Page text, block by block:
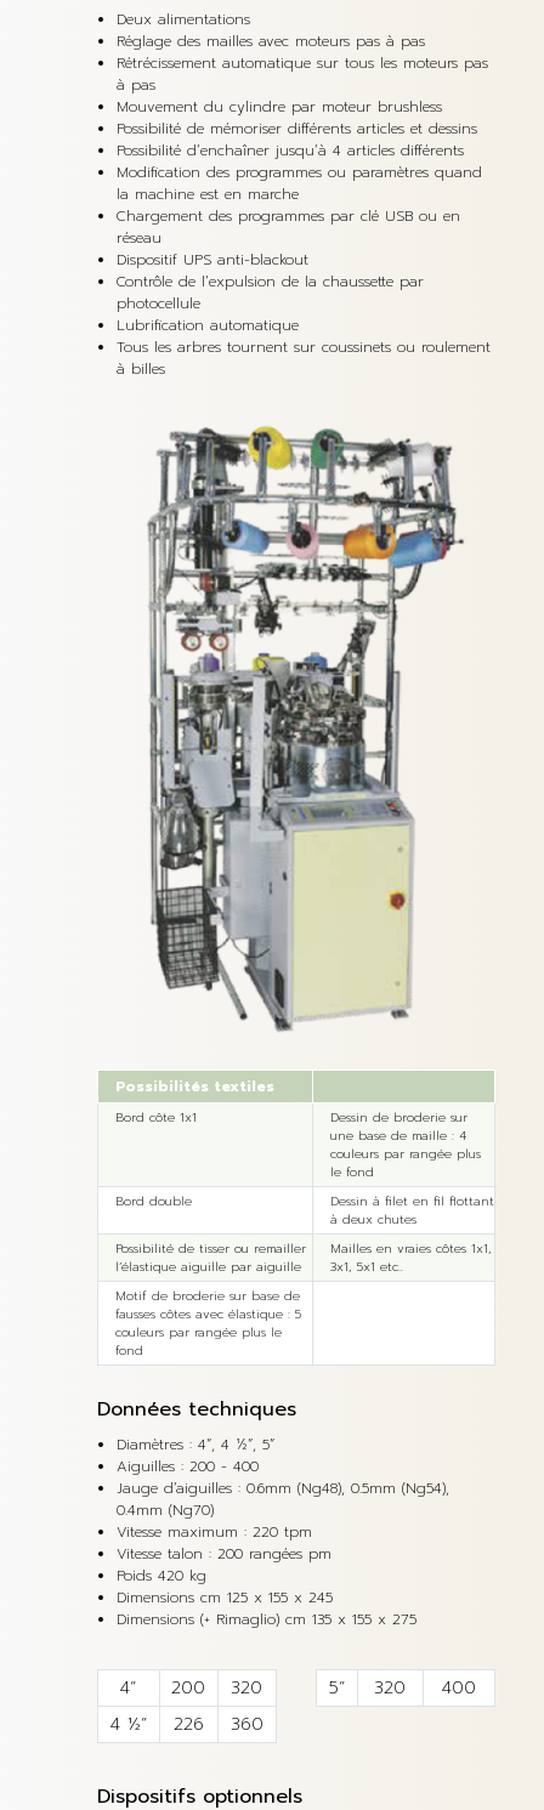
Deux alimentations
Réglage des mailles avec moteurs pas à pas
Rétrécissement automatique sur tous les moteurs pas
à pas
Mouvement du cylindre par moteur brushless
Possibilité de mémoriser différents articles et dessins
Possibilité d’enchaîner jusqu’à 4 articles différents
Modification des programmes ou paramètres quand
la machine est en marche
Chargement des programmes par clé USB ou en
réseau
Dispositif UPS anti-blackout
Contrôle de l’expulsion de la chaussette par
photocellule
Lubrification automatique
Tous les arbres tournent sur coussinets ou roulement
à billes
Possibilités textiles
Bord côte 1x1
Dessin de broderie sur
une base de maille : 4
couleurs par rangée plus
le fond
Bord double
Dessin à filet en fil flottant
à deux chutes
Possibilité de tisser ou remailler
l’élastique aiguille par aiguille
Mailles en vraies côtes 1x1,
3x1, 5x1 etc..
Motif de broderie sur base de
fausses côtes avec élastique : 5
couleurs par rangée plus le
fond
Données techniques
Diamètres : 4”, 4 ½”, 5”
Aiguilles : 200 - 400
Jauge d’aiguilles : 0.6mm (Ng48), 0.5mm (Ng54),
0.4mm (Ng70)
Vitesse maximum : 220 tpm
Vitesse talon : 200 rangées pm
Poids 420 kg
Dimensions cm 125 x 155 x 245
Dimensions (+ Rimaglio) cm 135 x 155 x 275
4” 200
320
4 ½”
226 360
5” 320 400
Dispositifs optionnels